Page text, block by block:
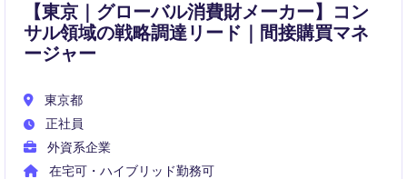
【東京｜グローバル消費財メーカー】コン
サル領域の戦略調達リード｜間接購買マネ
ージャー
東京都
正社員
外資系企業
在宅可・ハイブリッド勤務可